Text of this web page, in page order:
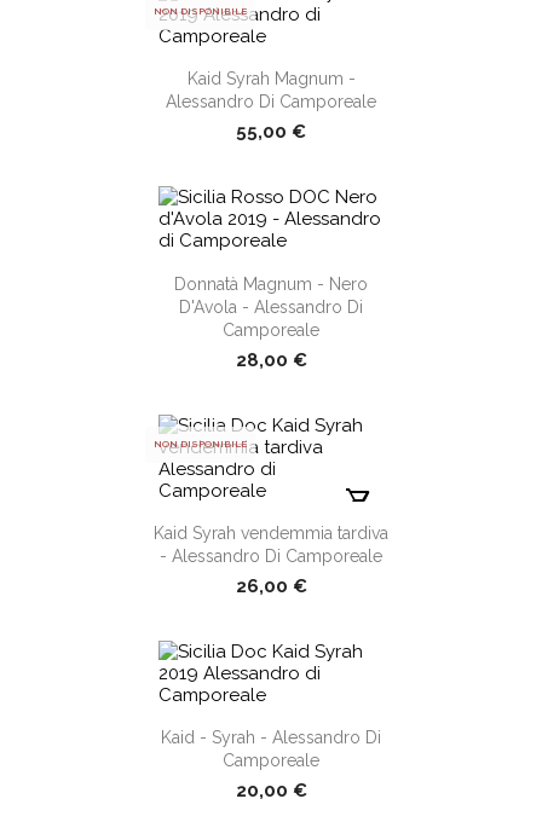
Kaid Syrah Magnum -
Alessandro Di Camporeale
55,00 €
NON DISPONIBILE
shopping_cart
Donnatà Magnum - Nero
D'Avola - Alessandro Di
Camporeale
28,00 €
shopping_cart
Kaid Syrah vendemmia tardiva
- Alessandro Di Camporeale
26,00 €
NON DISPONIBILE
shopping_cart
Kaid - Syrah - Alessandro Di
Camporeale
20,00 €